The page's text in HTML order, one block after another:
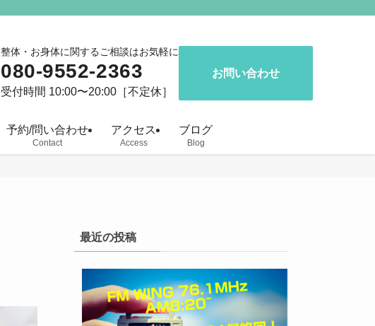
予約/問い合わせ
Contact
アクセス
Access
ブログ
Blog
整体・お身体に関するご相談はお気軽に
080-9552-2363
受付時間 10:00〜20:00［不定休］
お問い合わせ
最近の投稿